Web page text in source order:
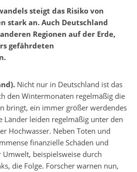
steigt das Risiko von
stark an. Auch Deutschland
Regionen auf der Erde,
gefährdeten
Nicht nur in Deutschland ist das
den Wintermonaten regelmäßig die
bringt, ein immer größer werdendes
Länder leiden regelmäßig unter den
Hochwasser. Neben Toten und
finanzielle Schäden und
beispielsweise durch
die Folge. Forscher warnen nun,